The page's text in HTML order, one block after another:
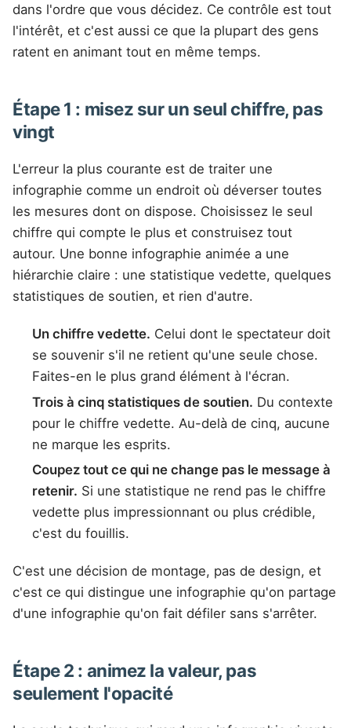
dans l'ordre que vous décidez. Ce contrôle est tout
l'intérêt, et c'est aussi ce que la plupart des gens
ratent en animant tout en même temps.
Étape 1 : misez sur un seul chiffre, pas
vingt
L'erreur la plus courante est de traiter une
infographie comme un endroit où déverser toutes
les mesures dont on dispose. Choisissez le seul
chiffre qui compte le plus et construisez tout
autour. Une bonne infographie animée a une
hiérarchie claire : une statistique vedette, quelques
statistiques de soutien, et rien d'autre.
Un chiffre vedette. Celui dont le spectateur doit
se souvenir s'il ne retient qu'une seule chose.
Faites-en le plus grand élément à l'écran.
Trois à cinq statistiques de soutien. Du contexte
pour le chiffre vedette. Au-delà de cinq, aucune
ne marque les esprits.
Coupez tout ce qui ne change pas le message à
retenir. Si une statistique ne rend pas le chiffre
vedette plus impressionnant ou plus crédible,
c'est du fouillis.
C'est une décision de montage, pas de design, et
c'est ce qui distingue une infographie qu'on partage
d'une infographie qu'on fait défiler sans s'arrêter.
Étape 2 : animez la valeur, pas
seulement l'opacité